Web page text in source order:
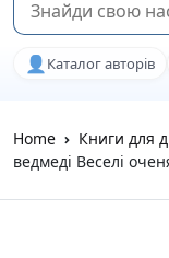
👤 Каталог авторів
Home Книги для
ведмеді Веселі